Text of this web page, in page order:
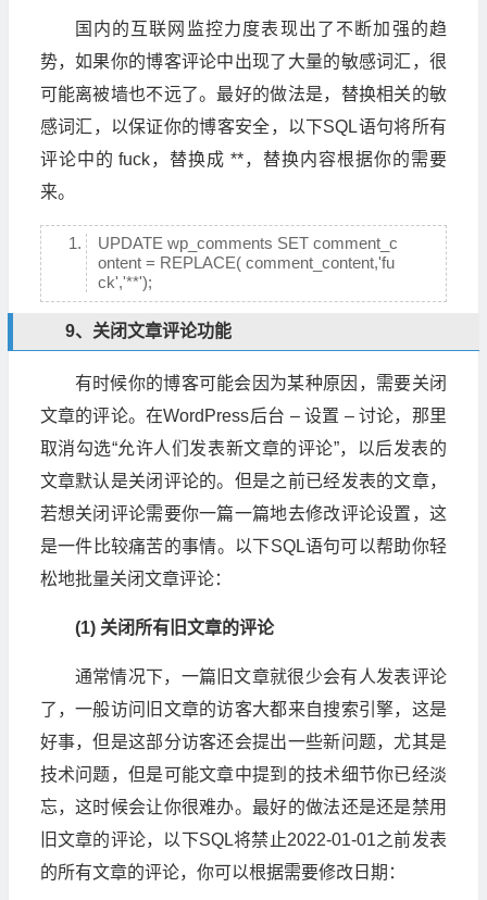
国内的互联网监控力度表现出了不断加强的趋
势，如果你的博客评论中出现了大量的敏感词汇，很
可能离被墙也不远了。最好的做法是，替换相关的敏
感词汇，以保证你的博客安全，以下SQL语句将所有
评论中的 fuck，替换成 **，替换内容根据你的需要
来。
UPDATE wp_comments SET comment_c
ontent = REPLACE( comment_content,'fu
ck','**');
9、关闭文章评论功能
有时候你的博客可能会因为某种原因，需要关闭
文章的评论。在WordPress后台 – 设置 – 讨论，那里
取消勾选“允许人们发表新文章的评论”，以后发表的
文章默认是关闭评论的。但是之前已经发表的文章，
若想关闭评论需要你一篇一篇地去修改评论设置，这
是一件比较痛苦的事情。以下SQL语句可以帮助你轻
松地批量关闭文章评论：
(1) 关闭所有旧文章的评论
通常情况下，一篇旧文章就很少会有人发表评论
了，一般访问旧文章的访客大都来自搜索引擎，这是
好事，但是这部分访客还会提出一些新问题，尤其是
技术问题，但是可能文章中提到的技术细节你已经淡
忘，这时候会让你很难办。最好的做法还是还是禁用
旧文章的评论，以下SQL将禁止2022-01-01之前发表
的所有文章的评论，你可以根据需要修改日期：